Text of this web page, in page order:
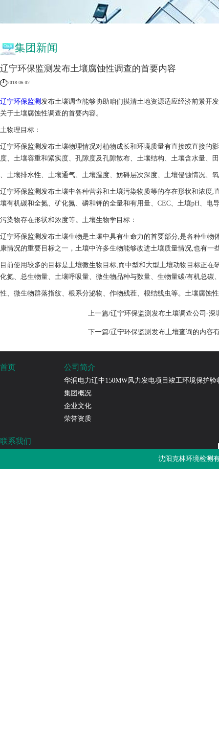
集团新闻
辽宁环保监测发布土壤腐蚀性调查的首要内容
2018-06-02
辽宁环保监测 发布土壤调查能够协助咱们摸清土地资源适应经济前景开
关于土壤腐蚀性调查的首要内容。
土物理目标：
辽宁环保监测发布土壤物理情况对植物成长和环境质量有直接或直接的
度、土壤容重和紧实度、孔隙度及孔隙散布、土壤结构、土壤含水量、
、土壤排水性、土壤通气、土壤温度、妨碍层次深度、土壤侵蚀情况、
辽宁环保监测发布土壤中各种营养和土壤污染物质等的存在形状和浓度
壤有机碳和全氮、矿化氮、磷和钾的全量和有用量、CEC、土壤pH、电
污染物存在形状和浓度等。 土壤生物学目标：
辽宁环保监测发布土壤生物是土壤中具有生命力的首要部分,是各种生
康情况的重要目标之一，土壤中许多生物能够改进土壤质量情况,也有一
目前使用较多的目标是土壤微生物目标,而中型和大型土壤动物目标正
化氮、总生物量、土壤呼吸量、微生物品种与数量、生物量碳/有机总碳
性、微生物群落指纹、根系分泌物、作物残茬、根结线虫等。 土壤腐蚀
上一篇/辽宁环保监测发布土壤调查公司-深
下一篇/辽宁环保监测发布土壤查询的内容
首页 公司简介
华润电力辽中150MW风力发电项目竣工环境保护验
集团概况
企业文化
荣誉资质
联系我们
免费热线：4000-787-252
沈阳克林环境检测